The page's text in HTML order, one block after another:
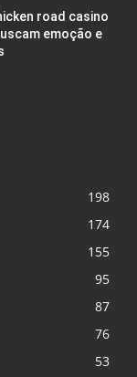
road casino
emoção e
198
174
155
95
87
76
53